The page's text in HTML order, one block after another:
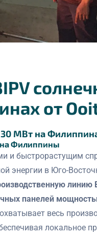
от
МВт на
на Филиппины
и быстрорастущим
энергии в Юго-
линию
панелей
весь
локальное